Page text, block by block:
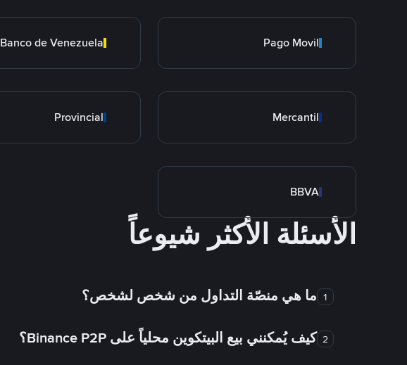
Pago Movil
Banco de Venezuela
Mercantil
Provincial
BBVA
الأسئلة الأكثر شيوعاً
1 ما هي منصّة التداول من شخص لشخص؟
2 كيف يُمكنني بيع البيتكوين محلياً على Binance P2P؟